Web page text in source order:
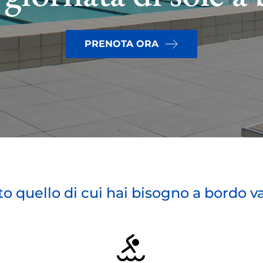
PRENOTA ORA
quello di cui hai bisogno a bordo